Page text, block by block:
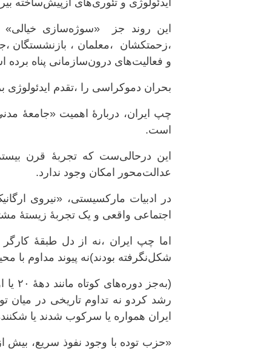
ایدئولوژی و تئوری‌های ازپیش‌ساخته
این روند جز «سوژه‌سازی خیالی»
،زحمتکشان ،معلمان ، بازنشستگان
و فعالیت‌های درون‌سازمانی پناه
بحران دموکراسی را ،تقدم ایدئولوژی
چپ ایران، دربارهٔ اهمیت «جامعهٔ
است.
این درحالی‌ست که تجربهٔ قرن
عدالت‌محور امکان وجود ندارد.
در ادبیات مارکسیستی، «نیروی
اجتماعی واقعی و یک تجربهٔ زیستهٔ
شکل‌نگرفته بودند)نه پیوند مداوم با
رشد کردو نه تداوم تاریخی در میان
ایران همواره یا سرکوب شدند یا
«حزب توده با وجود نفوذ سریع، بیش